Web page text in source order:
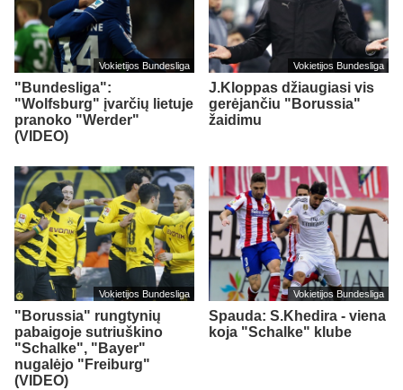
Vokietijos Bundesliga
"Bundesliga":
"Wolfsburg" įvarčių lietuje
pranoko "Werder"
(VIDEO)
Vokietijos Bundesliga
J.Kloppas džiaugiasi vis
gerėjančiu "Borussia"
žaidimu
Vokietijos Bundesliga
"Borussia" rungtynių
pabaigoje sutriuškino
"Schalke", "Bayer"
nugalėjo "Freiburg"
(VIDEO)
Vokietijos Bundesliga
Spauda: S.Khedira - viena
koja "Schalke" klube